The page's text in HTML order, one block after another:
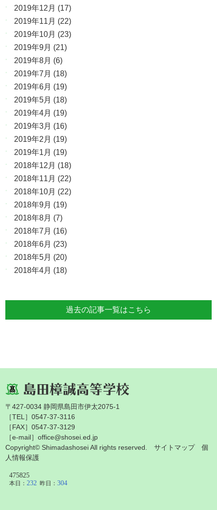
2019年12月 (17)
2019年11月 (22)
2019年10月 (23)
2019年9月 (21)
2019年8月 (6)
2019年7月 (18)
2019年6月 (19)
2019年5月 (18)
2019年4月 (19)
2019年3月 (16)
2019年2月 (19)
2019年1月 (19)
2018年12月 (18)
2018年11月 (22)
2018年10月 (22)
2018年9月 (19)
2018年8月 (7)
2018年7月 (16)
2018年6月 (23)
2018年5月 (20)
2018年4月 (18)
過去の記事一覧はこちら
〒427-0034 静岡県島田市伊太2075-1
［TEL］0547-37-3116
［FAX］0547-37-3129
［e-mail］office@shosei.ed.jp
Copyright© Shimadashosei All rights reserved.サイトマップ
個
人情報保護